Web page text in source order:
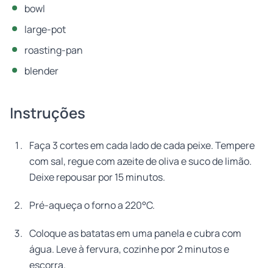
bowl
large-pot
roasting-pan
blender
Instruções
Faça 3 cortes em cada lado de cada peixe. Tempere
com sal, regue com azeite de oliva e suco de limão.
Deixe repousar por 15 minutos.
Pré-aqueça o forno a 220°C.
Coloque as batatas em uma panela e cubra com
água. Leve à fervura, cozinhe por 2 minutos e
escorra.